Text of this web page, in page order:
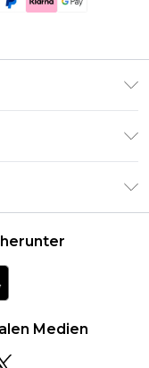
2026
Juni 2026
Juni 2026
Medien